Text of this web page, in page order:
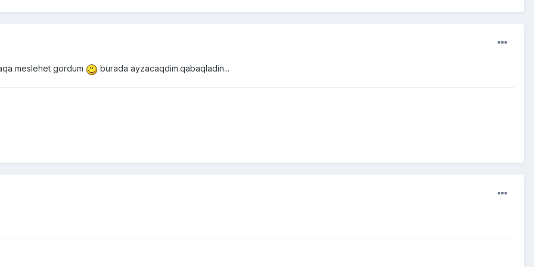
meslehet gordum burada ayzacaqdim.qabaqladin...